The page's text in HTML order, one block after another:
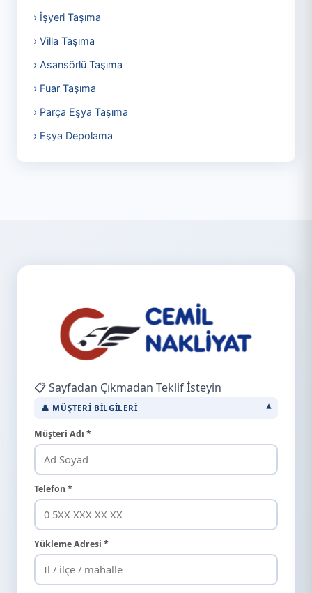
› İşyeri Taşıma
› Villa Taşıma
› Asansörlü Taşıma
› Fuar Taşıma
› Parça Eşya Taşıma
› Eşya Depolama
📋 Sayfadan Çıkmadan Teklif İsteyin
👤 MÜŞTERI BILGILERI
Müşteri Adı *
Telefon *
Yükleme Adresi *